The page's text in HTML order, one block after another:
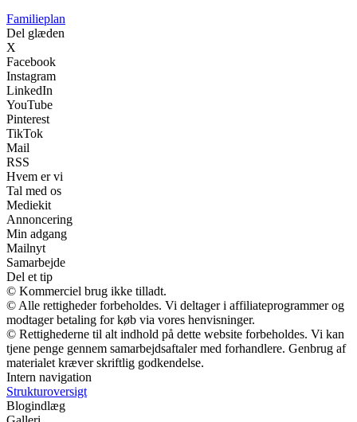
Familieplan
Del glæden
X
Facebook
Instagram
LinkedIn
YouTube
Pinterest
TikTok
Mail
RSS
Hvem er vi
Tal med os
Mediekit
Annoncering
Min adgang
Mailnyt
Samarbejde
Del et tip
© Kommerciel brug ikke tilladt.
© Alle rettigheder forbeholdes. Vi deltager i affiliateprogrammer og
modtager betaling for køb via vores henvisninger.
© Rettighederne til alt indhold på dette website forbeholdes. Vi kan
tjene penge gennem samarbejdsaftaler med forhandlere. Genbrug af
materialet kræver skriftlig godkendelse.
Intern navigation
Strukturoversigt
Blogindlæg